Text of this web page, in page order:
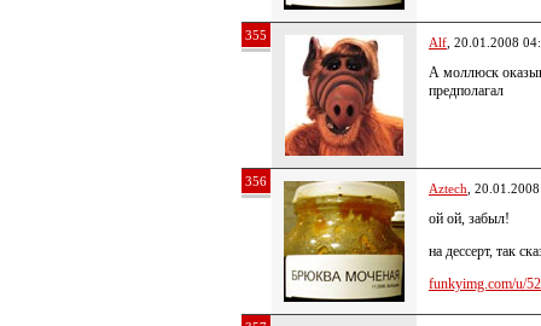
355 Alf , 20.01.2008
А моллюск
предполагал
356 Aztech ,
ой ой, забыл!
на дессерт, так
funkyimg.com/u/